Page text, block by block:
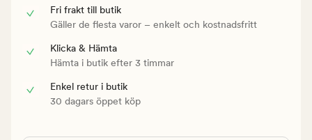
Fri frakt till butik
Gäller de flesta varor – enkelt och kostnadsfritt
Klicka & Hämta
Hämta i butik efter 3 timmar
Enkel retur i butik
30 dagars öppet köp